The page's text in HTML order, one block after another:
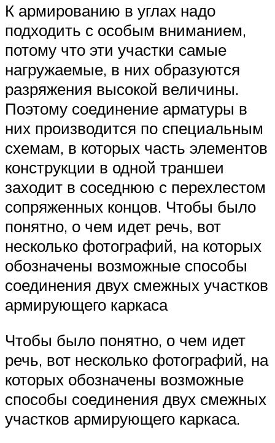
К армированию в углах надо
подходить с особым вниманием,
потому что эти участки самые
нагружаемые, в них образуются
разряжения высокой величины.
Поэтому соединение арматуры в
них производится по специальным
схемам, в которых часть элементов
конструкции в одной траншеи
заходит в соседнюю с перехлестом
сопряженных концов. Чтобы было
понятно, о чем идет речь, вот
несколько фотографий, на которых
обозначены возможные способы
соединения двух смежных участков
армирующего каркаса
Чтобы было понятно, о чем идет
речь, вот несколько фотографий, на
которых обозначены возможные
способы соединения двух смежных
участков армирующего каркаса.